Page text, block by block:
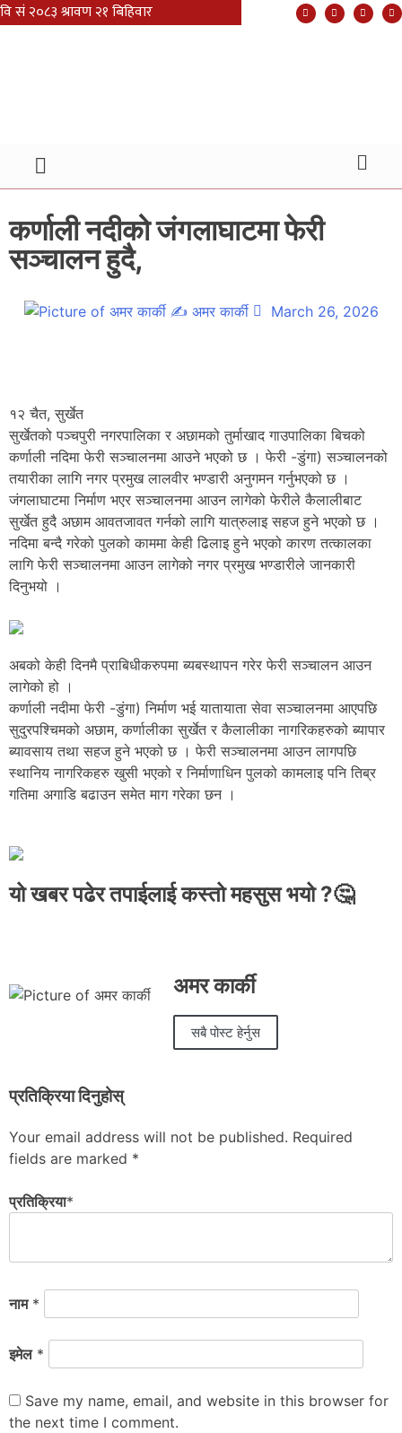
कर्णाली नदीको जंगलाघाटमा फेरी
सञ्चालन हुदै,
✍ अमर कार्की March 26, 2026
१२ चैत, सुर्खेत
सुर्खेतको पञ्चपुरी नगरपालिका र अछामको तुर्माखाद गाउपालिका बिचको
कर्णाली नदिमा फेरी सञ्चालनमा आउने भएको छ । फेरी -डुंगा) सञ्चालनको
तयारीका लागि नगर प्रमुख लालवीर भण्डारी अनुगमन गर्नुभएको छ ।
जंगलाघाटमा निर्माण भएर सञ्चालनमा आउन लागेको फेरीले कैलालीबाट
सुर्खेत हुदै अछाम आवतजावत गर्नको लागि यात्रुलाइ सहज हुने भएको छ ।
नदिमा बन्दै गरेको पुलको काममा केही ढिलाइ हुने भएको कारण तत्कालका
लागि फेरी सञ्चालनमा आउन लागेको नगर प्रमुख भण्डारीले जानकारी
दिनुभयो ।
अबको केही दिनमै प्राबिधीकरुपमा ब्यबस्थापन गरेर फेरी सञ्चालन आउन
लागेको हो ।
कर्णाली नदीमा फेरी -डुंगा) निर्माण भई यातायाता सेवा सञ्चालनमा आएपछि
सुदुरपश्चिमको अछाम, कर्णालीका सुर्खेत र कैलालीका नागरिकहरुको ब्यापार
ब्यावसाय तथा सहज हुने भएको छ । फेरी सञ्चालनमा आउन लागपछि
स्थानिय नागरिकहरु खुसी भएको र निर्माणाधिन पुलको कामलाइ पनि तिब्र
गतिमा अगाडि बढाउन समेत माग गरेका छन ।
यो खबर पढेर तपाईलाई कस्तो महसुस भयो ?🤔
अमर कार्की
सबै पोस्ट हेर्नुस
प्रतिक्रिया दिनुहोस्
Your email address will not be published. Required
fields are marked *
प्रतिक्रिया*
नाम *
इमेल *
Save my name, email, and website in this browser for
the next time I comment.